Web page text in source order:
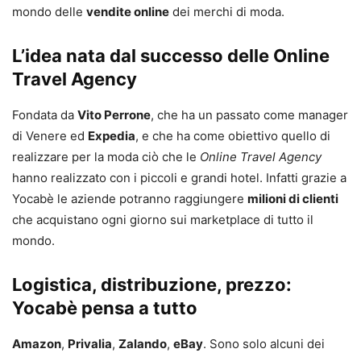
mondo delle vendite online dei merchi di moda.
L’idea nata dal successo delle Online
Travel Agency
Fondata da Vito Perrone, che ha un passato come manager
di Venere ed Expedia, e che ha come obiettivo quello di
realizzare per la moda ciò che le Online Travel Agency
hanno realizzato con i piccoli e grandi hotel. Infatti grazie a
Yocabè le aziende potranno raggiungere milioni di clienti
che acquistano ogni giorno sui marketplace di tutto il
mondo.
Logistica, distribuzione, prezzo:
Yocabè pensa a tutto
Amazon, Privalia, Zalando, eBay. Sono solo alcuni dei